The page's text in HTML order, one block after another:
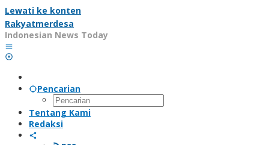
Lewati ke konten
Rakyatmerdesa
Indonesian News Today
Pencarian
Tentang Kami
Redaksi